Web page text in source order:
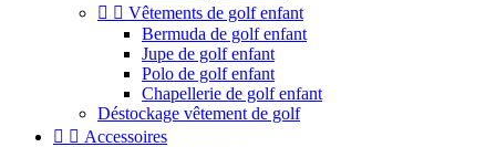
  Vêtements de golf enfant
Bermuda de golf enfant
Jupe de golf enfant
Polo de golf enfant
Chapellerie de golf enfant
Déstockage vêtement de golf
  Accessoires